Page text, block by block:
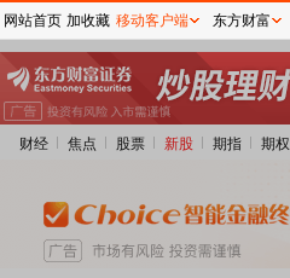
财经 焦点 股票 新股 期指 期权
网站首页 加收藏 移动客户端 东方财富